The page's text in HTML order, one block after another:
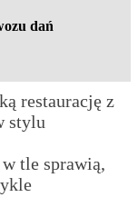
dań
restaurację z
stylu
tle sprawią,